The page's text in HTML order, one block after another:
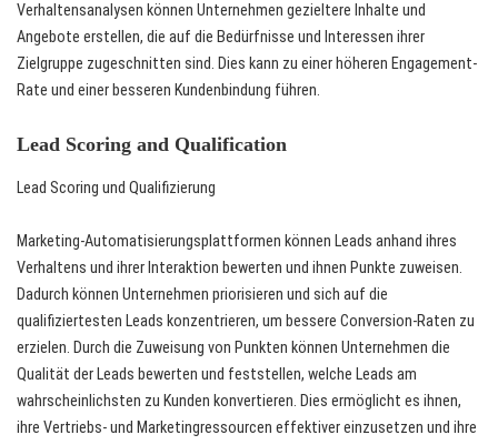
Verhaltensanalysen können Unternehmen gezieltere Inhalte und
Angebote erstellen, die auf die Bedürfnisse und Interessen ihrer
Zielgruppe zugeschnitten sind. Dies kann zu einer höheren Engagement-
Rate und einer besseren Kundenbindung führen.
Lead Scoring and Qualification
Lead Scoring und Qualifizierung
Marketing-Automatisierungsplattformen können Leads anhand ihres
Verhaltens und ihrer Interaktion bewerten und ihnen Punkte zuweisen.
Dadurch können Unternehmen priorisieren und sich auf die
qualifiziertesten Leads konzentrieren, um bessere Conversion-Raten zu
erzielen. Durch die Zuweisung von Punkten können Unternehmen die
Qualität der Leads bewerten und feststellen, welche Leads am
wahrscheinlichsten zu Kunden konvertieren. Dies ermöglicht es ihnen,
ihre Vertriebs- und Marketingressourcen effektiver einzusetzen und ihre